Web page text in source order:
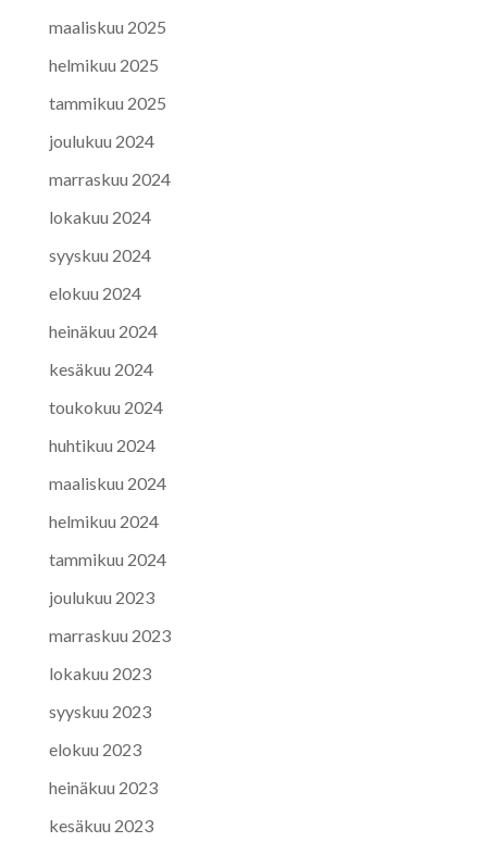
maaliskuu 2025
helmikuu 2025
tammikuu 2025
joulukuu 2024
marraskuu 2024
lokakuu 2024
syyskuu 2024
elokuu 2024
heinäkuu 2024
kesäkuu 2024
toukokuu 2024
huhtikuu 2024
maaliskuu 2024
helmikuu 2024
tammikuu 2024
joulukuu 2023
marraskuu 2023
lokakuu 2023
syyskuu 2023
elokuu 2023
heinäkuu 2023
kesäkuu 2023